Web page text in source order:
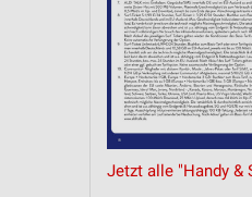
Jetzt alle "Handy &
Verwendung genauer
Geräte anhand von aktiv
Nicht-IAB-Verarbeitungszwecke:
Performance